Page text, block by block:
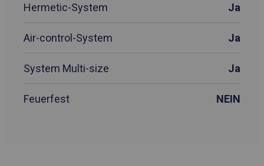
Hermetic-System Ja
Air-control-System Ja
System Multi-size Ja
Feuerfest NEIN